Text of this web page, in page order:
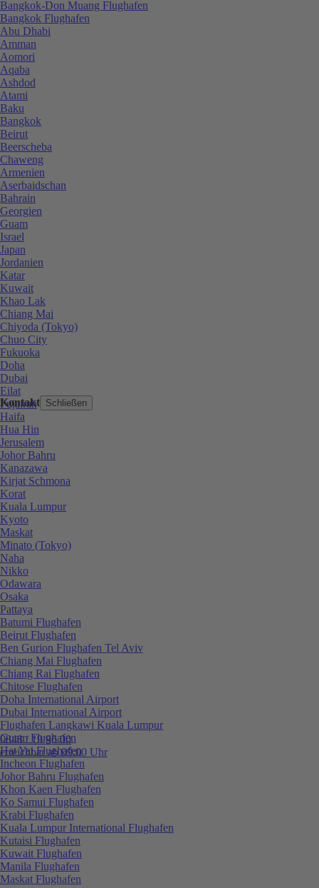
Kontakt Schließen
0848 / 19 96 00
erreichbar ab 09:00 Uhr
Bangkok-Don Muang Flughafen
Bangkok Flughafen
Abu Dhabi
Amman
Aomori
Aqaba
Ashdod
Atami
Baku
Bangkok
Beirut
Beerscheba
Chaweng
Armenien
Aserbaidschan
Bahrain
Georgien
Guam
Israel
Japan
Jordanien
Katar
Kuwait
Khao Lak
Chiang Mai
Chiyoda (Tokyo)
Chuo City
Fukuoka
Doha
Dubai
Eilat
Fujairah
Haifa
Hua Hin
Jerusalem
Johor Bahru
Kanazawa
Kirjat Schmona
Korat
Kuala Lumpur
Kyoto
Maskat
Minato (Tokyo)
Naha
Nikko
Odawara
Osaka
Pattaya
Batumi Flughafen
Beirut Flughafen
Ben Gurion Flughafen Tel Aviv
Chiang Mai Flughafen
Chiang Rai Flughafen
Chitose Flughafen
Doha International Airport
Dubai International Airport
Flughafen Langkawi Kuala Lumpur
Guam Flughafen
Hat Yai Flughafen
Incheon Flughafen
Johor Bahru Flughafen
Khon Kaen Flughafen
Ko Samui Flughafen
Krabi Flughafen
Kuala Lumpur International Flughafen
Kutaisi Flughafen
Kuwait Flughafen
Manila Flughafen
Maskat Flughafen